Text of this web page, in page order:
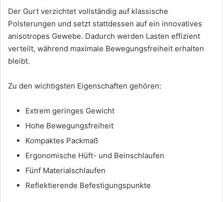
Der Gurt verzichtet vollständig auf klassische
Polsterungen und setzt stattdessen auf ein innovatives
anisotropes Gewebe. Dadurch werden Lasten effizient
verteilt, während maximale Bewegungsfreiheit erhalten
bleibt.
Zu den wichtigsten Eigenschaften gehören:
Extrem geringes Gewicht
Hohe Bewegungsfreiheit
Kompaktes Packmaß
Ergonomische Hüft- und Beinschlaufen
Fünf Materialschlaufen
Reflektierende Befestigungspunkte